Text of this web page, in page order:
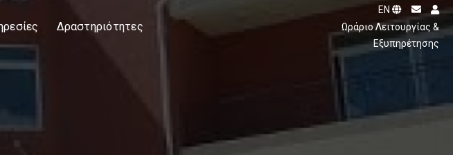
Δραστηριότητες
EN
Ωράριο Λειτουργίας &
Εξυπηρέτησης